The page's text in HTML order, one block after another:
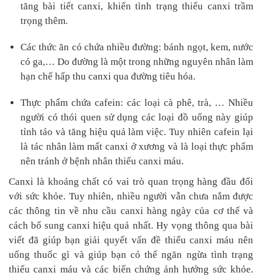
tăng bài tiết canxi, khiến tình trạng thiếu canxi trầm
trọng thêm.
Các thức ăn có chứa nhiều đường: bánh ngọt, kem, nước
có ga,… Do đường là một trong những nguyên nhân làm
hạn chế hấp thu canxi qua đường tiêu hóa.
Thực phẩm chứa cafein: các loại cà phê, trà, … Nhiều
người có thói quen sử dụng các loại đồ uống này giúp
tỉnh táo và tăng hiệu quả làm việc. Tuy nhiên cafein lại
là tác nhân làm mất canxi ở xương và là loại thực phẩm
nên tránh ở bệnh nhân thiếu canxi máu.
Canxi là khoáng chất có vai trò quan trọng hàng đầu đối
với sức khỏe. Tuy nhiên, nhiều người vẫn chưa nắm được
các thông tin về nhu cầu canxi hàng ngày của cơ thể và
cách bổ sung canxi hiệu quả nhất. Hy vọng thông qua bài
viết đã giúp bạn giải quyết vấn đề thiếu canxi máu nên
uống thuốc gì và giúp bạn có thể ngăn ngừa tình trạng
thiếu canxi máu và các biến chứng ảnh hưởng sức khỏe.